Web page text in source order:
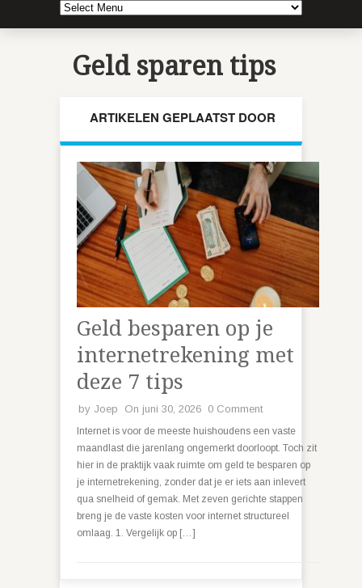
Geld sparen tips
ARTIKELEN GEPLAATST DOOR
Geld besparen op je
internetrekening met
deze 7 tips
by Joep On juni 30, 2026 0 Comment
Internet is voor de meeste huishoudens een vaste
maandlast die jarenlang ongemerkt doorloopt. Toch zit
hier in de praktijk vaak ruimte om geld te besparen op
je internetrekening, zonder dat je er iets aan inlevert
qua snelheid of gemak. Met zeven gerichte stappen
breng je de vaste kosten voor internet structureel
omlaag. 1. Vergelijk op […]